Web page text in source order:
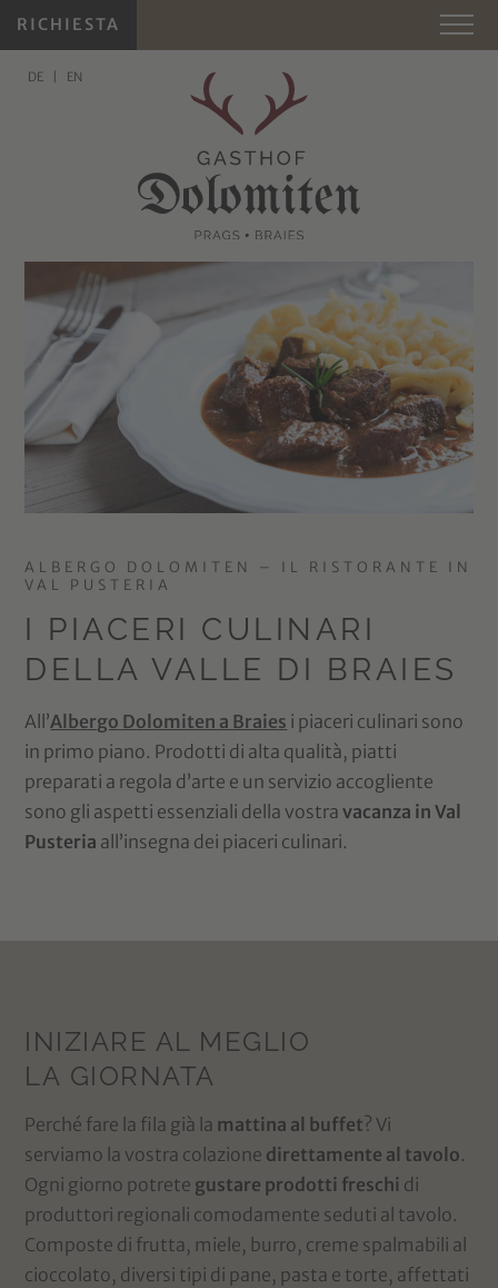
RICHIESTA
DE EN
ALBERGO DOLOMITEN – IL RISTORANTE IN
VAL PUSTERIA
I PIACERI CULINARI
DELLA VALLE DI BRAIES
All’Albergo Dolomiten a Braies i piaceri culinari sono
in primo piano. Prodotti di alta qualità, piatti
preparati a regola d’arte e un servizio accogliente
sono gli aspetti essenziali della vostravacanza in Val
Pusteria all’insegna dei piaceri culinari.
INIZIARE AL MEGLIO
LA GIORNATA
Perché fare la fila già la mattina al buffet? Vi
serviamo la vostra colazione direttamente al tavolo.
Ogni giorno potrete gustare prodotti freschi di
produttori regionali comodamente seduti al tavolo.
Composte di frutta, miele, burro, creme spalmabili al
cioccolato, diversi tipi di pane, pasta e torte, affettati